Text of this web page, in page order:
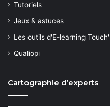
Tutoriels
Jeux & astuces
Les outils d'E-learning Touch'
Qualiopi
Cartographie d’experts